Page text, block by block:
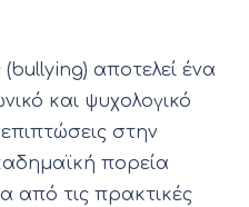
αποτελεί ένα
και ψυχολογικό
στην
πορεία
από τις πρακτικές